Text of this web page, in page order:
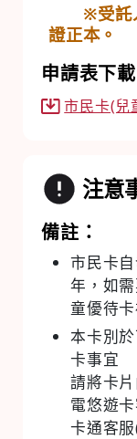
※受託人
證正本。
申請表下載
市民卡(兒
注意
備註：
市民卡
年，如
童優待
本卡別
卡事宜
請將卡
電悠遊
卡通客